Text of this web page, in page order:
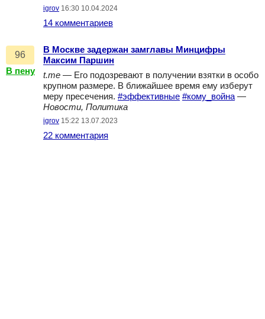
igrov 16:30 10.04.2024
14 комментариев
96
В пену
В Москве задержан замглавы Минцифры
Максим Паршин
t.me — Его подозревают в получении взятки в особо
крупном размере. В ближайшее время ему изберут
меру пресечения. #эффективные #кому_война —
Новости, Политика
igrov 15:22 13.07.2023
22 комментария